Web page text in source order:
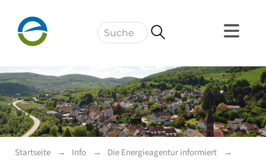
Navigation
Startseite Info
Die Energieagentur informiert